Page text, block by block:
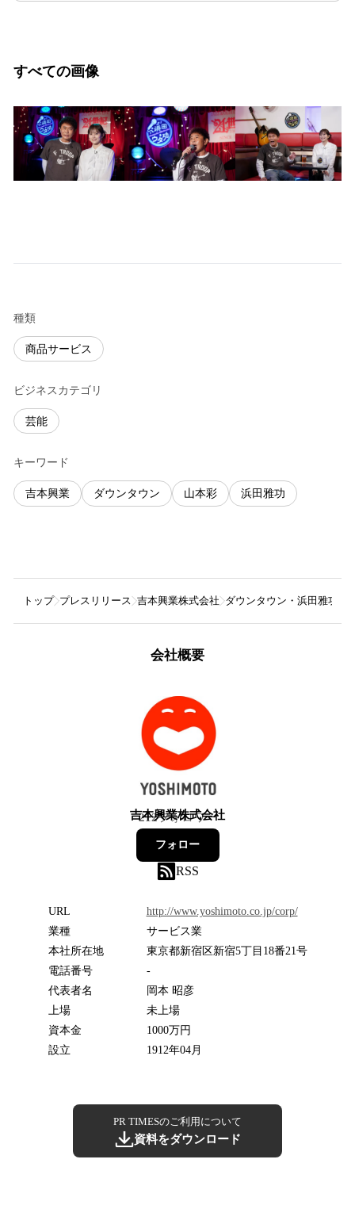
すべての画像
種類
商品サービス
ビジネスカテゴリ
芸能
キーワード
吉本興業 ダウンタウン 山本彩 浜田雅功
トップ プレスリリース 吉本興業株式会社 ダウンタウン・浜田雅功の
会社概要
吉本興業株式会社
212フォロワー
フォロー
RSS
URL
http://www.yoshimoto.co.jp/corp/
業種
サービス業
本社所在地
東京都新宿区新宿5丁目18番21号
電話番号
-
代表者名
岡本 昭彦
上場
未上場
資本金
1000万円
設立
1912年04月
PR TIMESのご利用について
資料をダウンロード